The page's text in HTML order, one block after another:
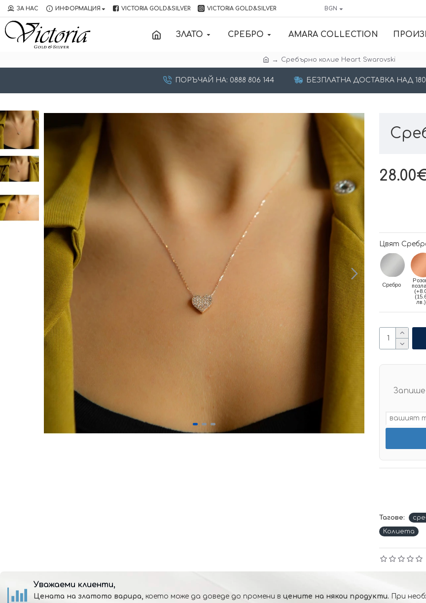
ЗА НАС ИНФОРМАЦИЯ VICTORIA GOLD&SILVER VICTORIA GOLD&SILVER BGN
ЗЛАТО СРЕБРО AMARA COLLECTION
Сребърнo колие Heart Swarovski
ПОРЪЧАЙ НА: 0888 806 144 БЕЗПЛАТНА ДОСТАВКА НАД
Цвят
Сребро
Тагове:
Колиета
Уважаеми клиенти,
Цената на златото варира, което може да доведе до промени в цените на някои продукти. При